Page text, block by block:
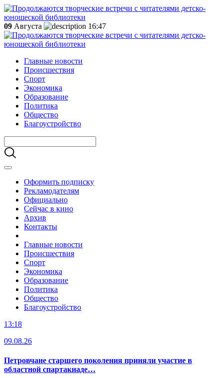
09 Августа 16:47
Главные новости
Происшествия
Спорт
Экономика
Образование
Политика
Общество
Благоустройство
Оформить подписку
Рекламодателям
Официально
Сейчас в кино
Архив
Контакты
Главные новости
Происшествия
Спорт
Экономика
Образование
Политика
Общество
Благоустройство
13:18
09.08.26
Петровчане старшего поколения приняли участие в
областной спартакиаде…